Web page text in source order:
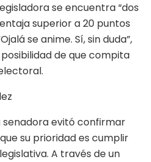
se encuentra “dos
superior a 20 puntos
se anime. Sí, sin duda”,
de que compita
senadora evitó confirmar
su prioridad es cumplir
A través de un